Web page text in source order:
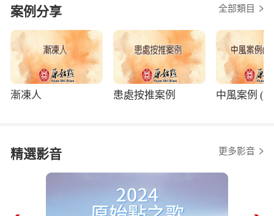
案例分享 全部類目
漸凍人 患處按推案例 中風案例 (
精選影音 更多影音